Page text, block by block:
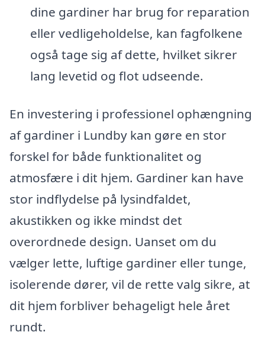
dine gardiner har brug for reparation
eller vedligeholdelse, kan fagfolkene
også tage sig af dette, hvilket sikrer
lang levetid og flot udseende.
En investering i professionel ophængning
af gardiner i Lundby kan gøre en stor
forskel for både funktionalitet og
atmosfære i dit hjem. Gardiner kan have
stor indflydelse på lysindfaldet,
akustikken og ikke mindst det
overordnede design. Uanset om du
vælger lette, luftige gardiner eller tunge,
isolerende dører, vil de rette valg sikre, at
dit hjem forbliver behageligt hele året
rundt.